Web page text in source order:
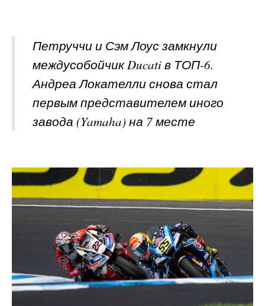
Петруччи и Сэм Лоус замкнули
междусобойчик Ducati в ТОП-6.
Андреа Локателли снова стал
первым представителем иного
завода (Yamaha) на 7 месте